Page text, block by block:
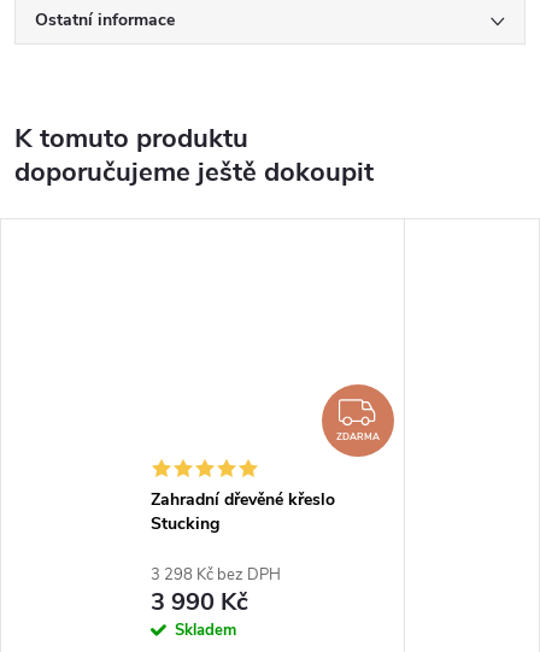
Ostatní informace
K tomuto produktu
doporučujeme ještě dokoupit
ZDARMA
ZDARMA
Zahradní dřevěné křeslo
Stucking
3 298 Kč bez DPH
3 990 Kč
Skladem